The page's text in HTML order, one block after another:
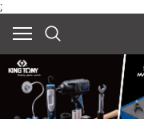
;